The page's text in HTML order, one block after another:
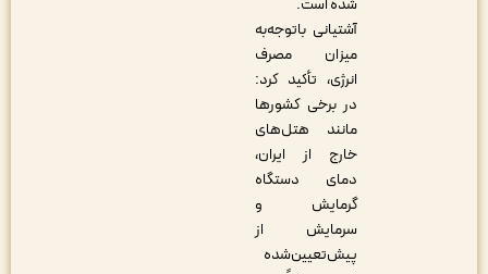
شده است.
آشتیانی باتوجه‌به
میزان مصرف
انرژی، تأکید کرد:
در برخی کشورها
مانند هتل‌های
خارج از ایران،
دمای دستگاه
گرمایش و
سرمایش از
پیش‌تعیین‌شده